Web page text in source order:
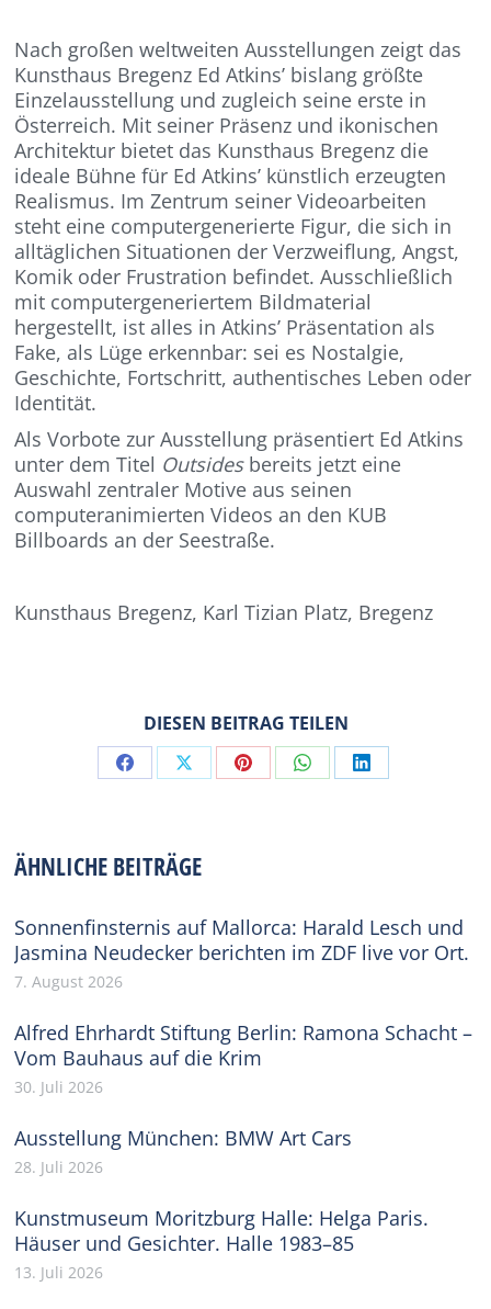
Nach großen weltweiten Ausstellungen zeigt das
Kunsthaus Bregenz Ed Atkins’ bislang größte
Einzelausstellung und zugleich seine erste in
Österreich. Mit seiner Präsenz und ikonischen
Architektur bietet das Kunsthaus Bregenz die
ideale Bühne für Ed Atkins’ künstlich erzeugten
Realismus. Im Zentrum seiner Videoarbeiten
steht eine computergenerierte Figur, die sich in
alltäglichen Situationen der Verzweiflung, Angst,
Komik oder Frustration befindet. Ausschließlich
mit computergeneriertem Bildmaterial
hergestellt, ist alles in Atkins’ Präsentation als
Fake, als Lüge erkennbar: sei es Nostalgie,
Geschichte, Fortschritt, authentisches Leben oder
Identität.
Als Vorbote zur Ausstellung präsentiert Ed Atkins
unter dem Titel Outsides bereits jetzt eine
Auswahl zentraler Motive aus seinen
computeranimierten Videos an den KUB
Billboards an der Seestraße.
Kunsthaus Bregenz, Karl Tizian Platz, Bregenz
DIESEN BEITRAG TEILEN
Share Share Share Share Share
ÄHNLICHE BEITRÄGE
Sonnenfinsternis auf Mallorca: Harald Lesch und
Jasmina Neudecker berichten im ZDF live vor Ort.
7. August 2026
Alfred Ehrhardt Stiftung Berlin: Ramona Schacht –
Vom Bauhaus auf die Krim
30. Juli 2026
Ausstellung München: BMW Art Cars
28. Juli 2026
Kunstmuseum Moritzburg Halle: Helga Paris.
Häuser und Gesichter. Halle 1983–85
13. Juli 2026